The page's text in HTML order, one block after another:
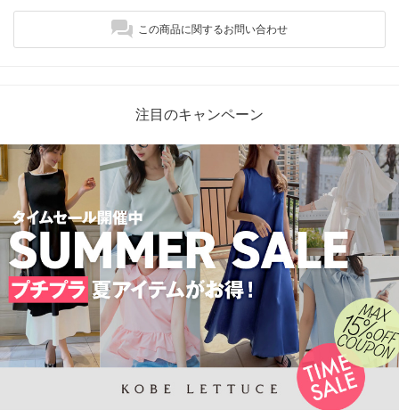
この商品に関するお問い合わせ
注目のキャンペーン